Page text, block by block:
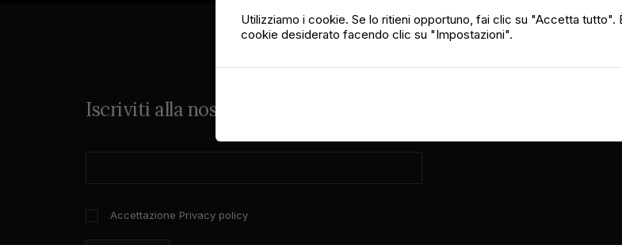
Iscriviti alla nostra newsletter
Accettazione Privacy policy
Utilizziamo i cookie. Se lo ritieni opportuno, fai clic su "Accetta tutto".
cookie desiderato facendo clic su "Impostazioni".